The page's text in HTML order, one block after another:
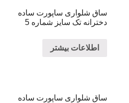
ساق شلواری ساپورت ساده
دخترانه تک سایز شماره 5
اطلاعات بیشتر
ساق شلواری ساپورت ساده